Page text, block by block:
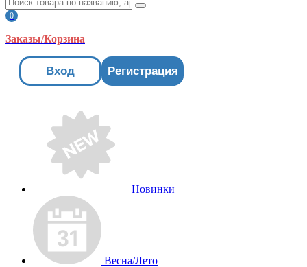
0
Заказы/Корзина
Вход Регистрация
Новинки
Весна/Лето